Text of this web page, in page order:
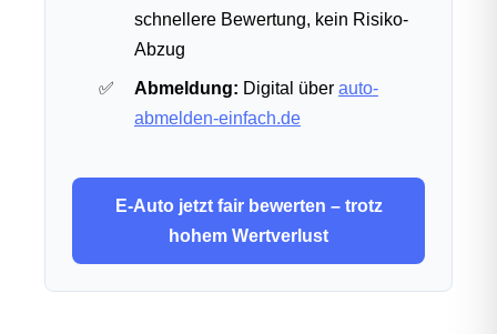
schnellere Bewertung, kein Risiko-
Abzug
Abmeldung: Digital über auto-
abmelden-einfach.de
E-Auto jetzt fair bewerten – trotz
hohem Wertverlust